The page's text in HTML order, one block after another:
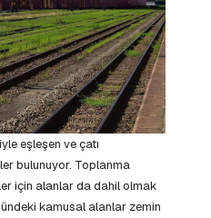
eşleşen ve çatı
bulunuyor. Toplanma
için alanlar da dahil olmak
kamusal alanlar zemin